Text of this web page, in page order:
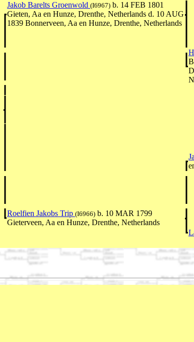
Jakob Barelts Groenwold (I6967) b. 14 FEB 1801
Gieten, Aa en Hunze, Drenthe, Netherlands d. 10 AUG
1839 Bonnerveen, Aa en Hunze, Drenthe, Netherlands
Roelfien Jakobs Trip (I6966) b. 10 MAR 1799
Gieterveen, Aa en Hunze, Drenthe, Netherlands